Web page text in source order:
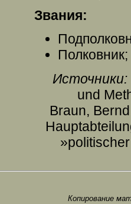
Звания:
Полковник;
Источники:
und
Braun,
Копирование